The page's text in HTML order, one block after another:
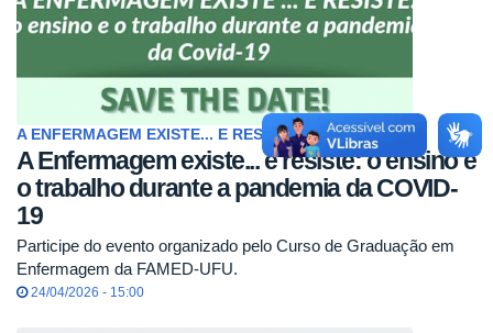
A ENFERMAGEM EXISTE... E RESISTE
A Enfermagem existe... e resiste: o ensino e
o trabalho durante a pandemia da COVID-
19
Participe do evento organizado pelo Curso de Graduação em
Enfermagem da FAMED-UFU.
24/04/2026 - 15:00